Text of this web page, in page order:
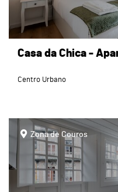
Casa da Chica -
Centro Urbano
page
Zona de Couros